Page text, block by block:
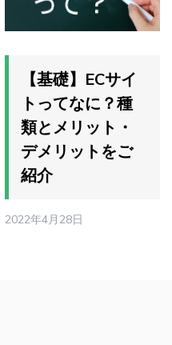
【基礎】ECサイ
トってなに？種
類とメリット・
デメリットをご
紹介
2022年4月28日